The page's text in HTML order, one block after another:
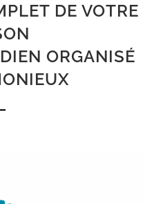
DE VOTRE
ORGANISÉ